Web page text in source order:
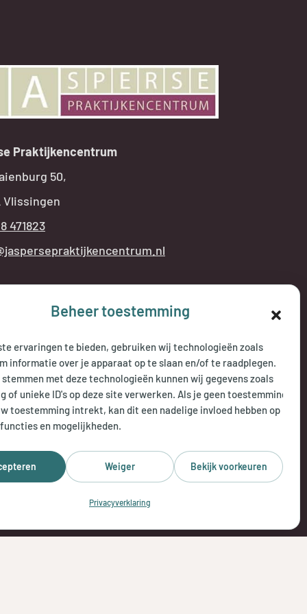
Beheer toestemming
ervaringen te bieden, gebruiken wij technologieën zoals
informatie over je apparaat op te slaan en/of te raadplegen.
met deze technologieën kunnen wij gegevens zoals
of unieke ID's op deze site verwerken. Als je geen toestemming
toestemming intrekt, kan dit een nadelige invloed hebben op
en mogelijkheden.
Weiger Bekijk voorkeuren
Privacyverklaring
Praktijkencentrum
50,
Vlissingen
471823
tot 17.00 uur
bereikbaar: